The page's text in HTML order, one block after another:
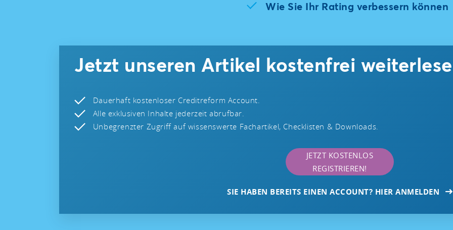
Wie Sie Ihr Rating verbessern können
Jetzt unseren Artikel kostenfrei
Dauerhaft kostenloser Creditreform Account.
Alle exklusiven Inhalte jederzeit abrufbar.
Unbegrenzter Zugriff auf wissenswerte Fachartikel, Checklisten & Downloads.
JETZT KOSTENLOS
REGISTRIEREN!
SIE HABEN BEREITS EINEN ACCOUNT? HIER ANMELDEN